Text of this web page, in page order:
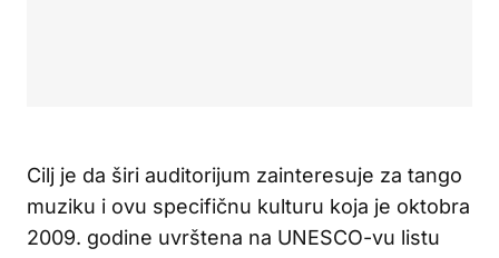
Cilj je da širi auditorijum zainteresuje za tango
muziku i ovu specifičnu kulturu koja je oktobra
2009. godine uvrštena na UNESCO-vu listu